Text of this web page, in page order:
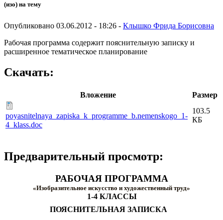
(изо) на тему
Опубликовано 03.06.2012 - 18:26 - Клышко Фрида Борисовна
Рабочая программа содержит пояснительную записку и
расширенное тематическое планирование
Скачать:
Вложение Размер
poyasnitelnaya_zapiska_k_programme_b.nemenskogo_1-
4_klass.doc
103.5
КБ
Предварительный просмотр:
РАБОЧАЯ ПРОГРАММА
«Изобразительное искусство и художественный труд»
1-4 КЛАССЫ
ПОЯСНИТЕЛЬНАЯ ЗАПИСКА